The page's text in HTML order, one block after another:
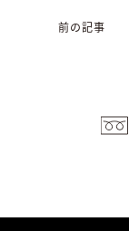
前の記事